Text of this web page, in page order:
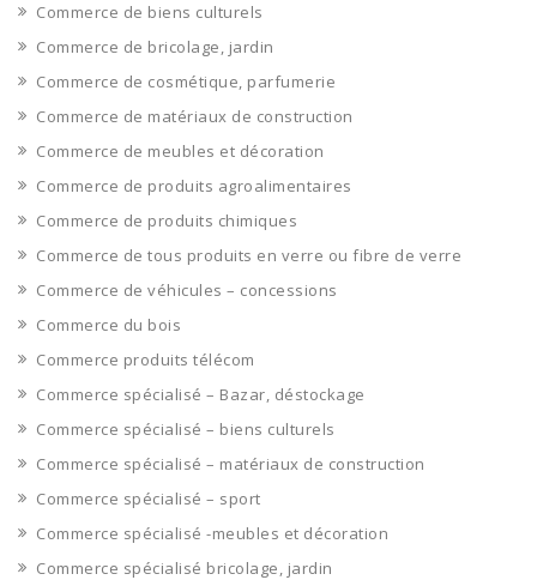
Commerce de biens culturels
Commerce de bricolage, jardin
Commerce de cosmétique, parfumerie
Commerce de matériaux de construction
Commerce de meubles et décoration
Commerce de produits agroalimentaires
Commerce de produits chimiques
Commerce de tous produits en verre ou fibre de verre
Commerce de véhicules – concessions
Commerce du bois
Commerce produits télécom
Commerce spécialisé – Bazar, déstockage
Commerce spécialisé – biens culturels
Commerce spécialisé – matériaux de construction
Commerce spécialisé – sport
Commerce spécialisé -meubles et décoration
Commerce spécialisé bricolage, jardin